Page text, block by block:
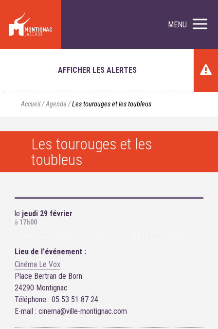
MENU
AFFICHER LES ALERTES
Accueil/Agenda /Les tourouges et les toubleus
Les tourouges et les
toubleus
le jeudi 29 février
à 17h00
Lieu de l'événement :
Cinéma Le Vox
Place Bertran de Born
24290 Montignac
Téléphone : 05 53 51 87 24
E-mail : cinema@ville-montignac.com